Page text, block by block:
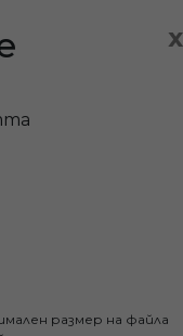
x
размер на файла